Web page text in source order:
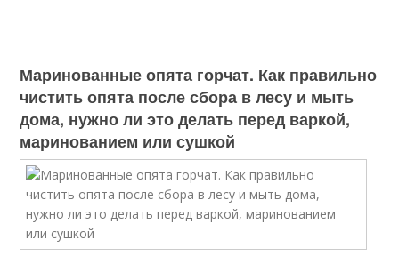
Маринованные опята горчат. Как правильно
чистить опята после сбора в лесу и мыть
дома, нужно ли это делать перед варкой,
маринованием или сушкой